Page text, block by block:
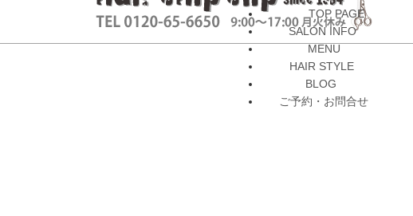
TOP PAGE
SALON INFO
MENU
HAIR STYLE
BLOG
ご予約・お問合せ